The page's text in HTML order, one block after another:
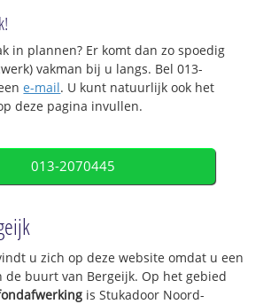
in plannen? Er komt dan zo spoedig
vakman bij u langs. Bel 013-
e-mail. U kunt natuurlijk ook het
deze pagina invullen.
013-2070445
u zich op deze website omdat u een
de buurt van Bergeijk. Op het gebied
is Stukadoor Noord-